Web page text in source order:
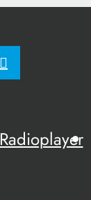
Radioplayer